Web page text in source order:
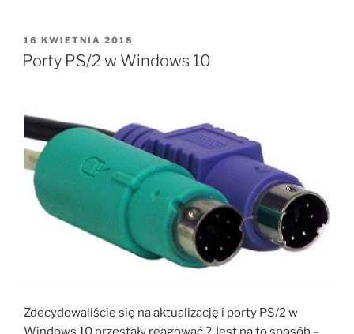
OPUBLIKOWANE
W
16 KWIETNIA 2018
Porty PS/2 w Windows 10
Zdecydowaliście się na aktualizację i porty PS/2 w